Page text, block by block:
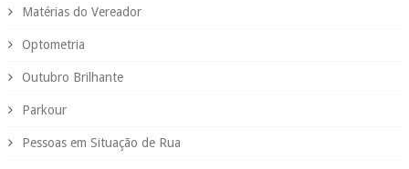
Matérias do Vereador
Optometria
Outubro Brilhante
Parkour
Pessoas em Situação de Rua